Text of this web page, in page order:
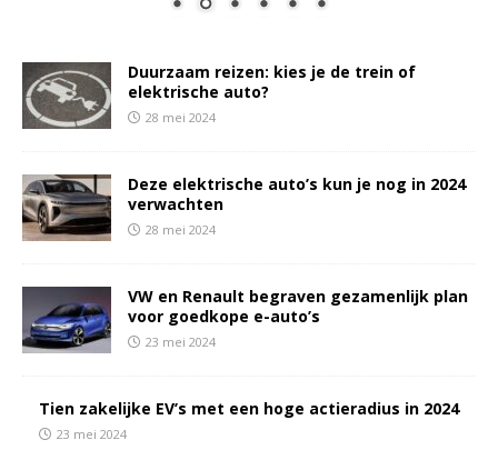
Duurzaam reizen: kies je de trein of
elektrische auto?
28 mei 2024
Deze elektrische auto’s kun je nog in 2024
verwachten
28 mei 2024
VW en Renault begraven gezamenlijk plan
voor goedkope e-auto’s
23 mei 2024
Tien zakelijke EV’s met een hoge actieradius in 2024
23 mei 2024